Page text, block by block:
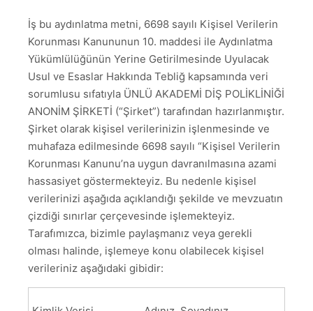
İş bu aydınlatma metni, 6698 sayılı Kişisel Verilerin
Korunması Kanununun 10. maddesi ile Aydınlatma
Yükümlülüğünün Yerine Getirilmesinde Uyulacak
Usul ve Esaslar Hakkında Tebliğ kapsamında veri
sorumlusu sıfatıyla ÜNLÜ AKADEMİ DİŞ POLİKLİNİĞİ
ANONİM ŞİRKETİ (“Şirket”) tarafından hazırlanmıştır.
Şirket olarak kişisel verilerinizin işlenmesinde ve
muhafaza edilmesinde 6698 sayılı “Kişisel Verilerin
Korunması Kanunu’na uygun davranılmasına azami
hassasiyet göstermekteyiz. Bu nedenle kişisel
verilerinizi aşağıda açıklandığı şekilde ve mevzuatın
çizdiği sınırlar çerçevesinde işlemekteyiz.
Tarafımızca, bizimle paylaşmanız veya gerekli
olması halinde, işlemeye konu olabilecek kişisel
verileriniz aşağıdaki gibidir: